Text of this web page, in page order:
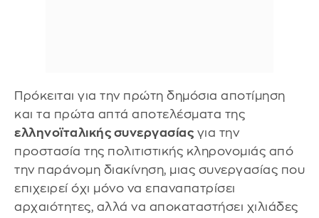
Πρόκειται για την πρώτη δημόσια αποτίμηση
και τα πρώτα απτά αποτελέσματα της
ελληνοϊταλικής συνεργασίας για την
προστασία της πολιτιστικής κληρονομιάς από
την παράνομη διακίνηση, μιας συνεργασίας που
επιχειρεί όχι μόνο να επαναπατρίσει
αρχαιότητες, αλλά να αποκαταστήσει χιλιάδες